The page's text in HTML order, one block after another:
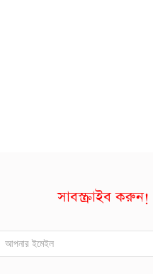
সাবস্ক্রাইব করুন!